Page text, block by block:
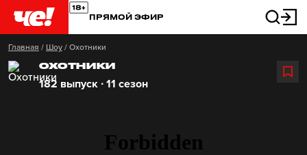
ПРЯМОЙ ЭФИР
Главная / Шоу / Охотники
ОХОТНИКИ
182 выпуск ∙ 11 сезон